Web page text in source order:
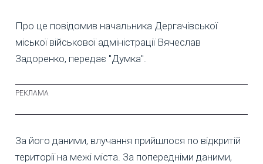
Про це повідомив начальника Дергачівської
міської військової адміністрації Вячеслав
Задоренко, передає "Думка".
За його даними, влучання прийшлося по відкритій
території на межі міста. За попередніми даними,